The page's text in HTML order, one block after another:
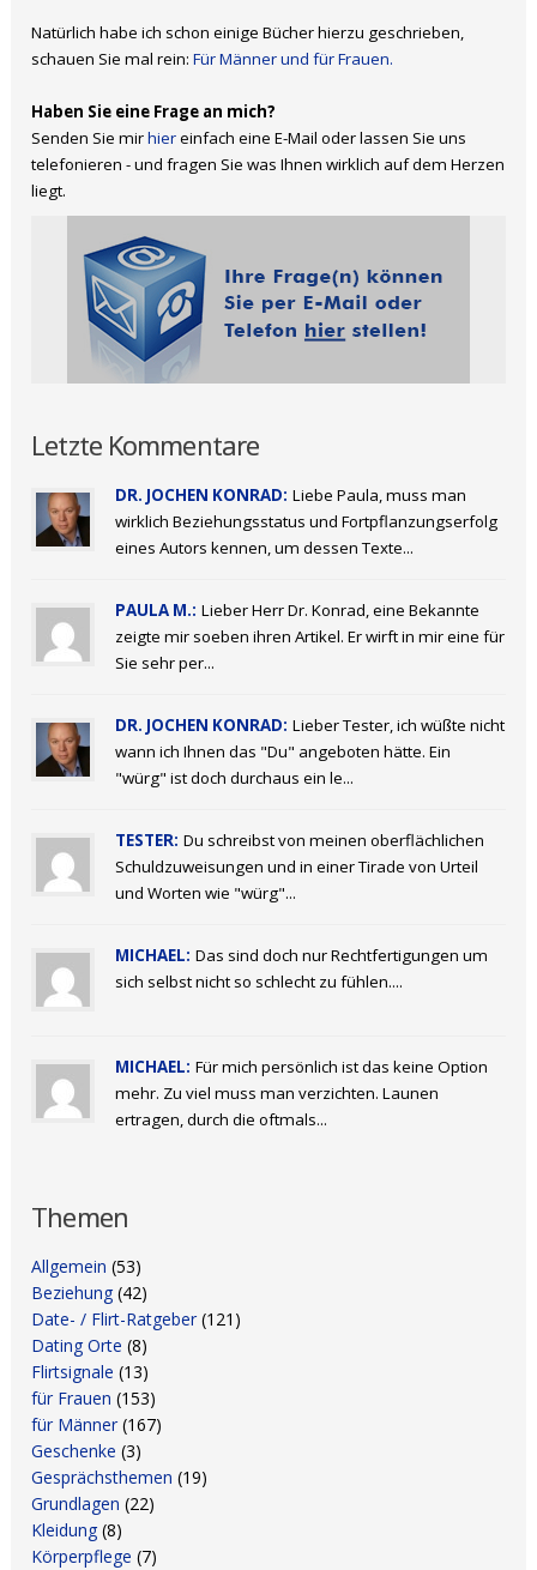
Natürlich habe ich schon einige Bücher hierzu geschrieben,
schauen Sie mal rein:Für Männer und für Frauen.
Haben Sie eine Frage an mich?
Senden Sie mirhiereinfach eine E-Mail oder lassen Sie uns
telefonieren - und fragen Sie was Ihnen wirklich auf dem Herzen
liegt.
Letzte Kommentare
DR. JOCHEN KONRAD: Liebe Paula, muss man
wirklich Beziehungsstatus und Fortpflanzungserfolg
eines Autors kennen, um dessen Texte...
PAULA M.: Lieber Herr Dr. Konrad, eine Bekannte
zeigte mir soeben ihren Artikel. Er wirft in mir eine für
Sie sehr per...
DR. JOCHEN KONRAD: Lieber Tester, ich wüßte nicht
wann ich Ihnen das "Du" angeboten hätte. Ein
"würg" ist doch durchaus ein le...
TESTER: Du schreibst von meinen oberflächlichen
Schuldzuweisungen und in einer Tirade von Urteil
und Worten wie "würg"...
MICHAEL: Das sind doch nur Rechtfertigungen um
sich selbst nicht so schlecht zu fühlen....
MICHAEL: Für mich persönlich ist das keine Option
mehr. Zu viel muss man verzichten. Launen
ertragen, durch die oftmals...
Themen
Allgemein (53)
Beziehung (42)
Date- / Flirt-Ratgeber (121)
Dating Orte (8)
Flirtsignale (13)
für Frauen (153)
für Männer (167)
Geschenke (3)
Gesprächsthemen (19)
Grundlagen (22)
Kleidung (8)
Körperpflege (7)